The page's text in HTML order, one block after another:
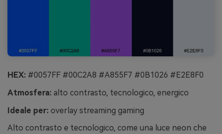
HEX: #0057FF #00C2A8 #A855F7 #0B1026 #E2E8F0
Atmosfera: alto contrasto, tecnologico, energico
Ideale per: overlay streaming gaming
Alto contrasto e tecnologico, come una luce neon che